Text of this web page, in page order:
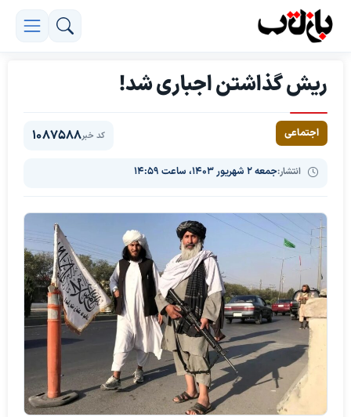
ریش گذاشتن اجباری شد!
اجتماعی
انتشار:جمعه ۲ شهریور ۱۴۰۳، ساعت ۱۴:۵۹
کد خبر1087588